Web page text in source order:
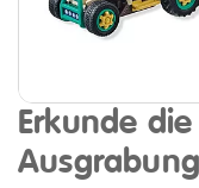
Erkunde
Ausgrabung